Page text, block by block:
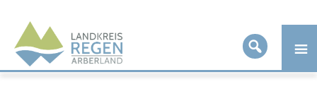
Landkreis
Regen